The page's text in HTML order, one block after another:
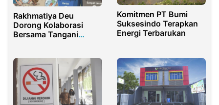
Rakhmatiya Deu
Dorong Kolaborasi
Bersama Tangani
Komitmen PT Bumi
Suksesindo Terapkan
Energi Terbarukan